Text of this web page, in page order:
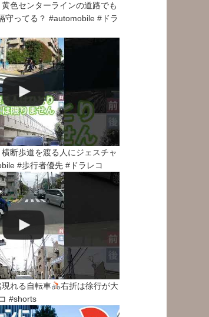
黄色センターラインの道路でも
守ってる？ #automobile #ドラ
横断歩道を渡る人にジェスチャ
#歩行者優先 #ドラレコ
れる自転車
右折は徐行が大
#shorts